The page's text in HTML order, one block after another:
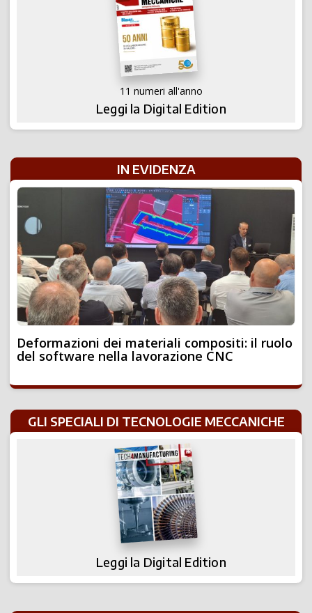
11 numeri all'anno
Leggi la Digital Edition
IN EVIDENZA
Deformazioni dei materiali compositi: il ruolo
del software nella lavorazione CNC
GLI SPECIALI DI TECNOLOGIE MECCANICHE
Leggi la Digital Edition